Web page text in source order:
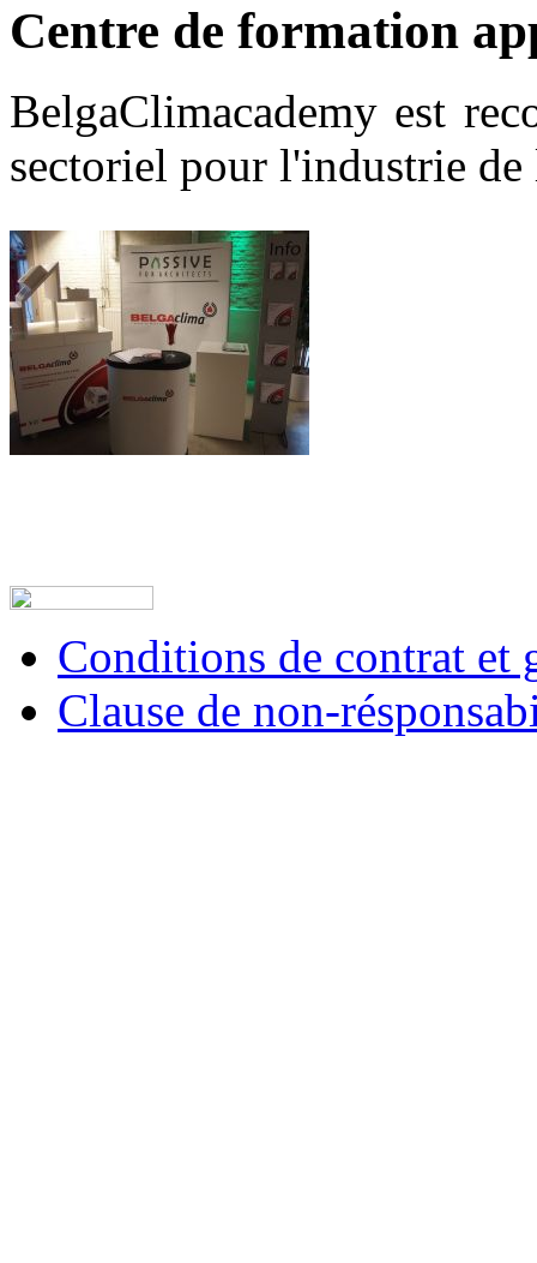
Centre de formation
BelgaClimacademy est
sectoriel pour l'industrie
Conditions de contrat et
Clause de non-